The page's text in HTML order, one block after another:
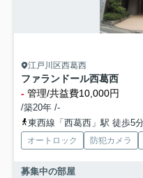
江戸川区西葛西
ファランドール西葛西
- 管理/共益費10,000円
/築20年 /-
東西線「西葛西」駅 徒歩5
オートロック 防犯カメラ
募集中の部屋